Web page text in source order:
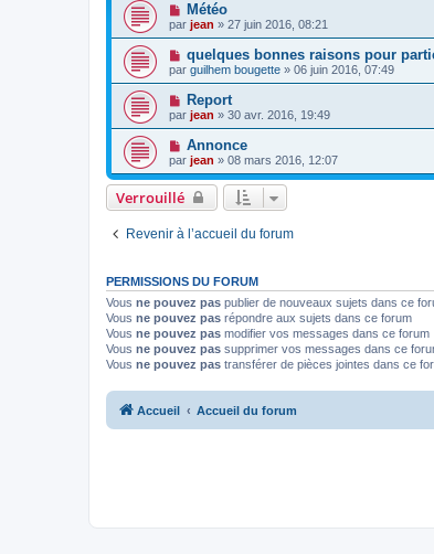
Météo
par jean » 27 juin 2016, 08:21
quelques bonnes raisons pour
par guilhem bougette » 06 juin 2016, 07:49
Report
par jean » 30 avr. 2016, 19:49
Annonce
par jean » 08 mars 2016, 12:07
Verrouillé
Revenir à l’accueil du forum
PERMISSIONS DU FORUM
Vous ne pouvez pas publier de nouveaux sujets dans ce
Vous ne pouvez pas répondre aux sujets dans ce forum
Vous ne pouvez pas modifier vos messages dans ce forum
Vous ne pouvez pas supprimer vos messages dans ce
Vous ne pouvez pas transférer de pièces jointes dans ce
Accueil Accueil du forum